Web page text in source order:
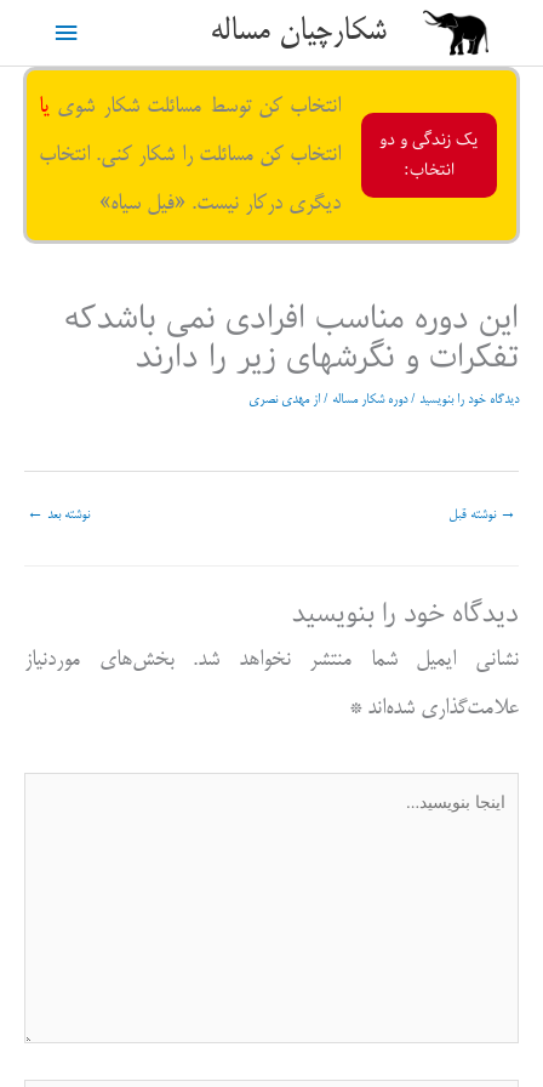
محتوا
شکارچیان مساله
فهرست
یک زندگی و دو
انتخاب:
انتخاب کن توسط مسائلت شکار شوی یا
انتخاب کن مسائلت را شکار کنی. انتخاب
دیگری درکار نیست. «فیل سیاه»
این دوره مناسب افرادی نمی باشدکه
تفکرات و نگرشهای زیر را دارند
دیدگاه‌ خود را بنویسید /دوره شکار مساله / از مهدی نصری
→ نوشته قبل نوشته بعد ←
دیدگاه‌ خود را بنویسید
نشانی ایمیل شما منتشر نخواهد شد.
بخش‌های موردنیاز
علامت‌گذاری شده‌اند*